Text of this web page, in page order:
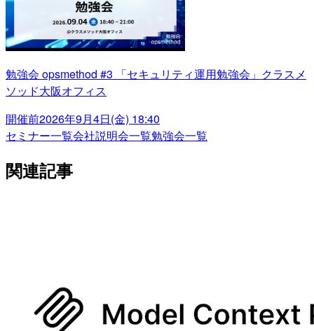
勉強会 opsmethod #3 「セキュリティ運用勉強会」クラスメ
ソッド大阪オフィス
開催前2026年9月4日(金) 18:40
セミナー一覧会社説明会一覧勉強会一覧
関連記事